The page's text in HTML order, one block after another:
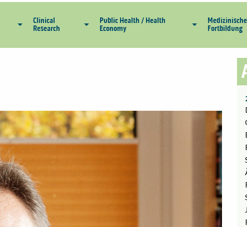
Clinical
Research
Public Health / Health
Economy
Medizinische
Fortbildung